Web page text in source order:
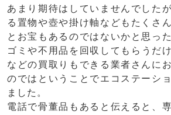
あまり期待はしていませんでした
る置物や壺や掛け軸などもたくさ
とお宝もあるのではないかと思っ
ゴミや不用品 を 回収 してもらうだ
などの買取りもできる業者さんに
のではということでエコステーシ
ました。
電話で骨董品もあると伝えると、